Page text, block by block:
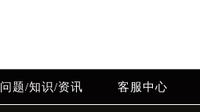
问题/知识/资讯 客服中心